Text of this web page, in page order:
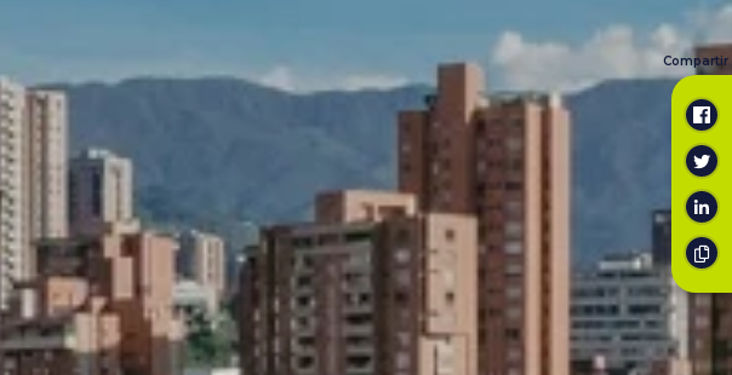
Compartir